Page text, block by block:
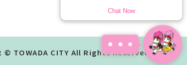
TOWADA CITY All Rights Reserved.
Chat Now